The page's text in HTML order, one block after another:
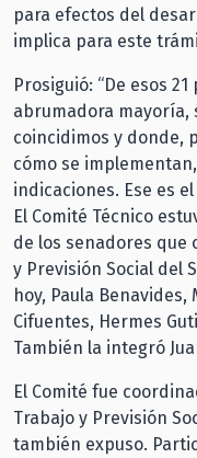
para efectos del
implica para este
Prosiguió: “De esos
abrumadora mayoría,
coincidimos y donde,
cómo se
indicaciones. Ese es
El Comité Técnico
de los senadores que
y Previsión Social del
hoy, Paula Benavides,
Cifuentes, Hermes
También la integró
El Comité fue
Trabajo y Previsión
también expuso.